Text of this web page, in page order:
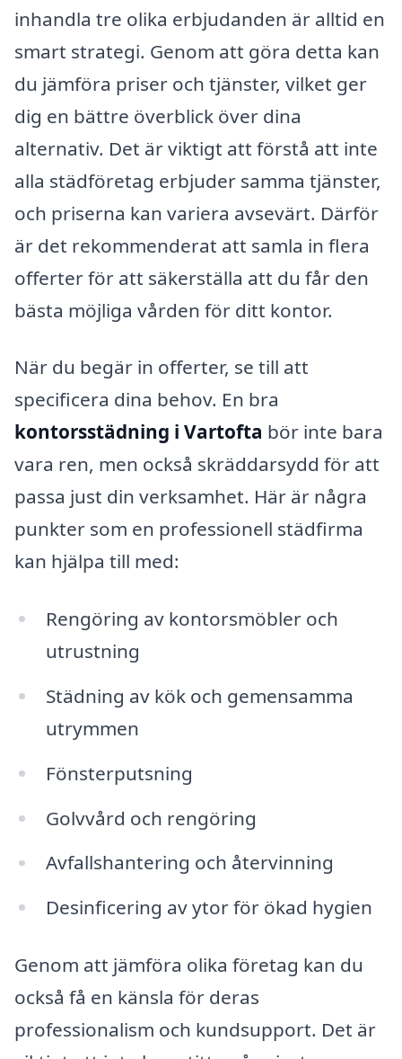
inhandla tre olika erbjudanden är alltid en
smart strategi. Genom att göra detta kan
du jämföra priser och tjänster, vilket ger
dig en bättre överblick över dina
alternativ. Det är viktigt att förstå att inte
alla städföretag erbjuder samma tjänster,
och priserna kan variera avsevärt. Därför
är det rekommenderat att samla in flera
offerter för att säkerställa att du får den
bästa möjliga vården för ditt kontor.
När du begär in offerter, se till att
specificera dina behov. En bra
kontorsstädning i Vartofta bör inte bara
vara ren, men också skräddarsydd för att
passa just din verksamhet. Här är några
punkter som en professionell städfirma
kan hjälpa till med:
Rengöring av kontorsmöbler och
utrustning
Städning av kök och gemensamma
utrymmen
Fönsterputsning
Golvvård och rengöring
Avfallshantering och återvinning
Desinficering av ytor för ökad hygien
Genom att jämföra olika företag kan du
också få en känsla för deras
professionalism och kundsupport. Det är